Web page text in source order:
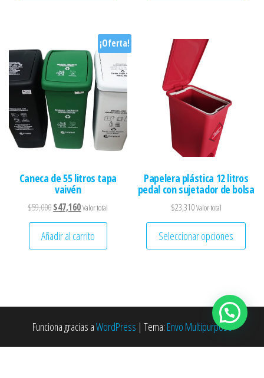
¡Oferta!
Caneca de 55 litros tapa
vaivén
$59,000El precio original era: $59,000.
$47,160El precio actual es: $47,160.
Valor total
Añadir al carrito
Papelera plástica 12 litros
pedal con sujetador de bolsa
$23,310Valor total
Seleccionar opciones
Este
Funciona gracias aWordPress | Tema: Envo Multipurpose